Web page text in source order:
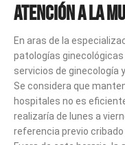
Atención a la
En aras de la
patologías
servicios de ginecología
Se considera que
hospitales no es
realizaría de lunes a
referencia previo